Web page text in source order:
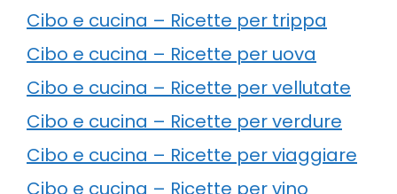
Cibo e cucina – Ricette per trippa
Cibo e cucina – Ricette per uova
Cibo e cucina – Ricette per vellutate
Cibo e cucina – Ricette per verdure
Cibo e cucina – Ricette per viaggiare
Cibo e cucina – Ricette per vino